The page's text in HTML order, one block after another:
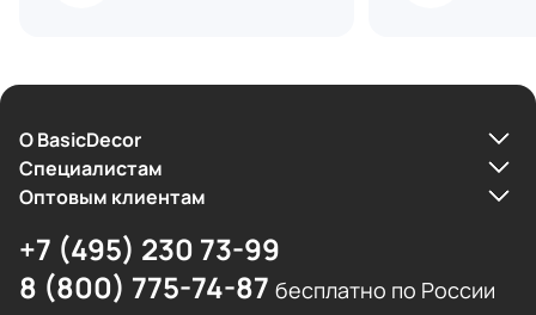
О BasicDecor
Cпециалистам
Оптовым клиентам
+7 (495) 230 73-99
8 (800) 775-74-87 бесплатно по России